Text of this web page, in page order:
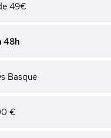
49€
48h
Basque
€